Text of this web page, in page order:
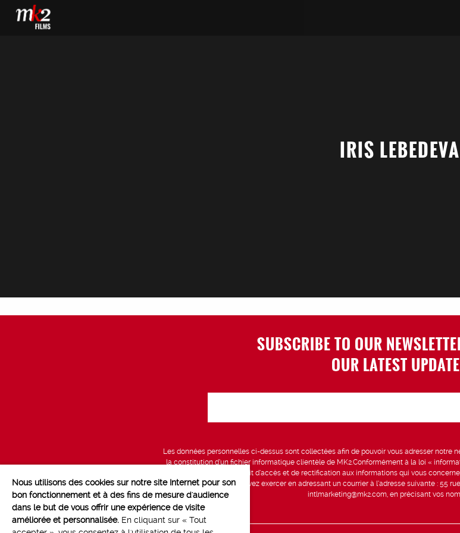
IRIS LEBEDEVA
SUBSCRIBE TO OUR
OUR LATEST
Les données personnelles ci-dessus sont collectées afin de pouvoir vous adresser notre
la constitution d’un fichier informatique clientèle de MK2.Conformément à la loi «
vous bénéficiez d’un droit d’accès et de rectification aux informations qui vous
données, que vous pouvez exercer en adressant un courrier à l’adresse suivante : 55
intlmarketing@mk2.com, en précisant vos
Nous utilisons des cookies sur notre site Internet pour son
bon fonctionnement et à des fins de mesure d'audience
dans le but de vous offrir une expérience de visite
améliorée et personnalisée. En cliquant sur « Tout